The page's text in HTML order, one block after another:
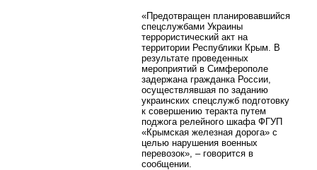
«Предотвращен планировавшийся
спецслужбами Украины
террористический акт на
территории Республики Крым. В
результате проведенных
мероприятий в Симферополе
задержана гражданка России,
осуществлявшая по заданию
украинских спецслужб подготовку
к совершению теракта путем
поджога релейного шкафа ФГУП
«Крымская железная дорога» с
целью нарушения военных
перевозок», – говорится в
сообщении.